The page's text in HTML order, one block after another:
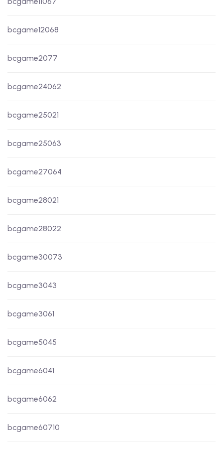
bcgame12068
bcgame2077
bcgame24062
bcgame25021
bcgame25063
bcgame27064
bcgame28021
bcgame28022
bcgame30073
bcgame3043
bcgame3061
bcgame5045
bcgame6041
bcgame6062
bcgame60710